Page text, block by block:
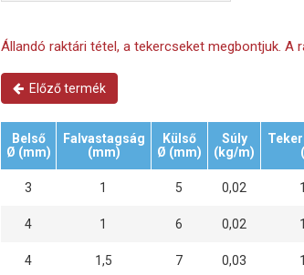
Állandó raktári tétel, a tekercseket megbontjuk. A
Előző termék
Belső
Ø (mm)
Falvastagság
(mm)
Külső
Ø (mm)
Súly
(kg/m)
3 1 5 0,02
4 1 6 0,02
4 1,5 7 0,03